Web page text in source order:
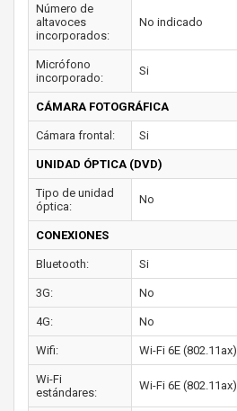
Número de
altavoces
incorporados:
No indicado
Micrófono
incorporado:
Si
CÁMARA FOTOGRÁFICA
Cámara frontal: Si
UNIDAD ÓPTICA (DVD)
Tipo de unidad
óptica:
No
CONEXIONES
Bluetooth: Si
3G: No
4G: No
Wifi: Wi-Fi 6E (802.11ax)
Wi-Fi
estándares:
Wi-Fi 6E (802.11ax)